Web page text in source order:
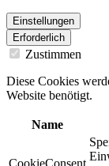
Einstellungen
Erforderlich
Zustimmen
Diese Cookies
Website benötigt.
Name
CookieConsent